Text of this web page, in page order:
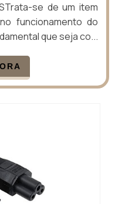
se de um item
funcionamento do
que seja co...